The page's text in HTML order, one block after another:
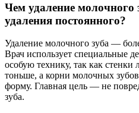
Чем удаление молочного
удаления постоянного?
Удаление молочного зуба —
Врач использует специальные
особую технику, так как стенки
тоньше, а корни молочных
форму. Главная цель — не
зуба.